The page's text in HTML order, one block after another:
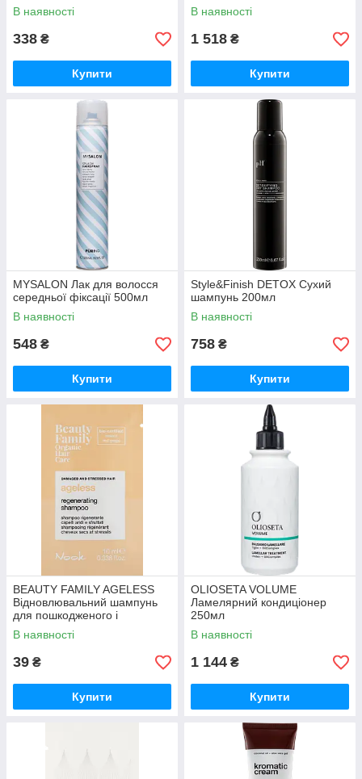
В наявності
338 ₴
Купити
В наявності
1 518 ₴
Купити
MYSALON Лак для волосся
середньої фіксації 500мл
В наявності
548 ₴
Купити
Style&Finish DETOX Сухий
шампунь 200мл
В наявності
758 ₴
Купити
BEAUTY FAMILY AGELESS
Відновлювальний шампунь
для пошкодженого і
ослабленого волосся 10мл
В наявності
39 ₴
Купити
OLIOSETA VOLUME
Ламелярний кондиціонер
250мл
В наявності
1 144 ₴
Купити